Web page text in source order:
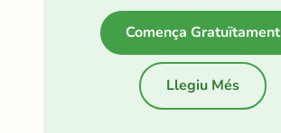
Comença Gratuïtament
Llegiu Més